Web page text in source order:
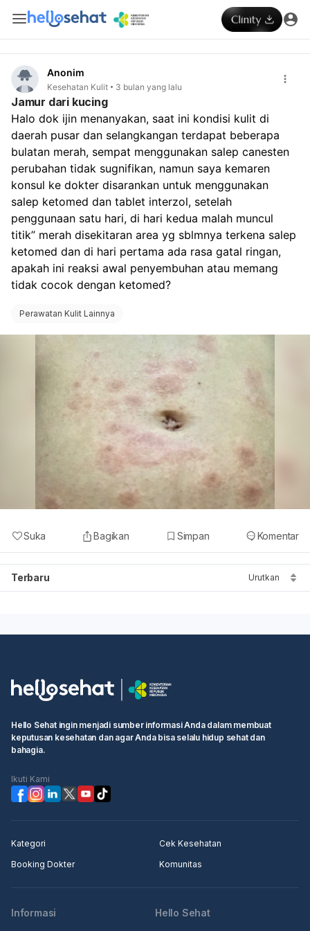
Anonim
Kesehatan Kulit 3 bulan yang lalu
Jamur dari kucing
Halo dok ijin menanyakan, saat ini kondisi kulit di
daerah pusar dan selangkangan terdapat beberapa
bulatan merah, sempat menggunakan salep canesten
perubahan tidak sugnifikan, namun saya kemaren
konsul ke dokter disarankan untuk menggunakan
salep ketomed dan tablet interzol, setelah
penggunaan satu hari, di hari kedua malah muncul
titik” merah disekitaran area yg sblmnya terkena salep
ketomed dan di hari pertama ada rasa gatal ringan,
apakah ini reaksi awal penyembuhan atau memang
tidak cocok dengan ketomed?
Perawatan Kulit Lainnya
Suka Bagikan Simpan Komentar
Terbaru Urutkan
Hello Sehat ingin menjadi sumber informasi Anda dalam membuat
keputusan kesehatan dan agar Anda bisa selalu hidup sehat dan
bahagia.
Ikuti Kami
Kategori
Cek Kesehatan
Booking Dokter
Komunitas
Informasi Hello Sehat